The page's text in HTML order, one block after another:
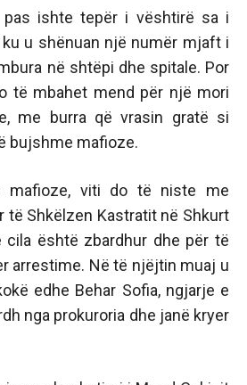
ishte tepër i vështirë sa i
u shënuan një numër mjaft i
në shtëpi dhe spitale. Por
të mbahet mend për një mori
me burra që vrasin gratë si
bujshme mafioze.
mafioze, viti do të niste me
të Shkëlzen Kastratit në Shkurt
cila është zbardhur dhe për të
arrestime. Në të njëjtin muaj u
edhe Behar Sofia, ngjarje e
nga prokuroria dhe janë kryer